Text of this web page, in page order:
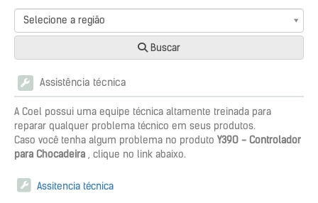
Selecione a região
Buscar
Assistência técnica
A Coel possui uma equipe técnica altamente treinada para
reparar qualquer problema técnico em seus produtos.
Caso você tenha algum problema no produto Y39O - Controlador
para Chocadeira , clique no link abaixo.
Assitencia técnica